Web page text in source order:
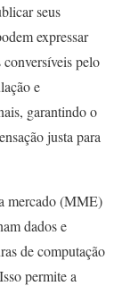
seus
expressar
pelo
e
garantindo o
justa para
mercado (MME)
dados e
de computação
permite a